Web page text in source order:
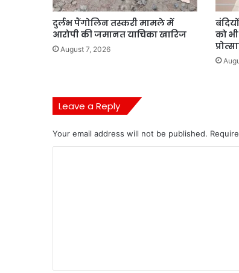
दुर्लभ पैंगोलिन तस्करी मामले में
आरोपी की जमानत याचिका खारिज
August 7, 2026
को
Leave a Reply
Your email address will not be published.